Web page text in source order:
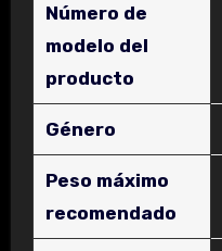
Número de
modelo del
producto
Género
Peso máximo
recomendado